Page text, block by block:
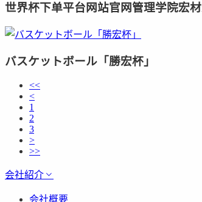
世界杯下单平台网站官网管理学院宏
バスケットボール「勝宏杯」
<<
<
1
2
3
>
>>
会社紹介
会社概要